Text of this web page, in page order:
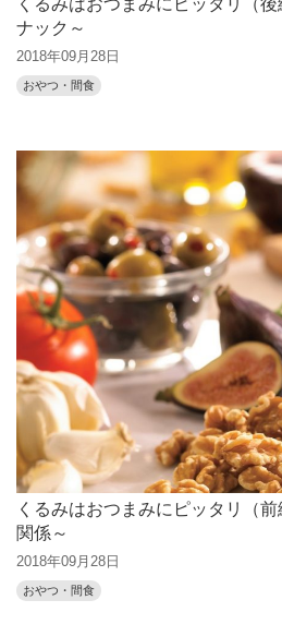
くるみはおつまみにピッタリ（
ナック～
2018年09月28日
おやつ・間食
くるみはおつまみにピッタリ（
関係～
2018年09月28日
おやつ・間食